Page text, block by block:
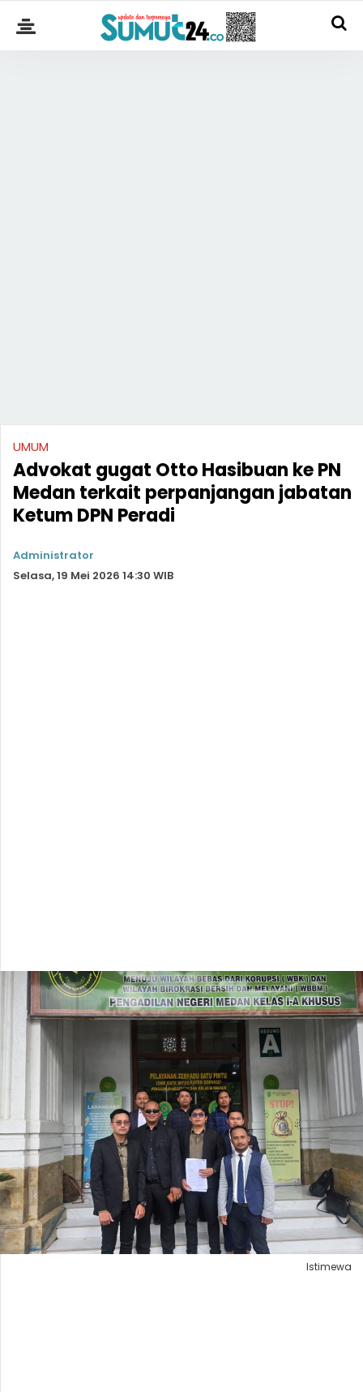
UMUM
Advokat gugat Otto Hasibuan ke PN
Medan terkait perpanjangan jabatan
Ketum DPN Peradi
Administrator
Selasa, 19 Mei 2026 14:30 WIB
Istimewa